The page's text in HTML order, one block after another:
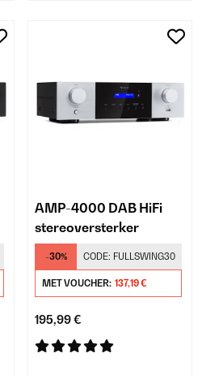
AMP-4000 DAB HiFi
stereoversterker
-30% CODE: FULLSWING30
MET VOUCHER: 137,19 €
195,99 €